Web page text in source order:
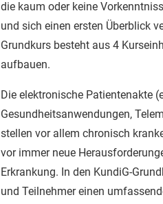
die kaum oder keine
und sich einen ersten Überblick
Grundkurs besteht aus 4
aufbauen.
Die elektronische Patientenakte
Gesundheitsanwendungen,
stellen vor allem chronisch
vor immer neue
Erkrankung. In den KundiG-
und Teilnehmer einen